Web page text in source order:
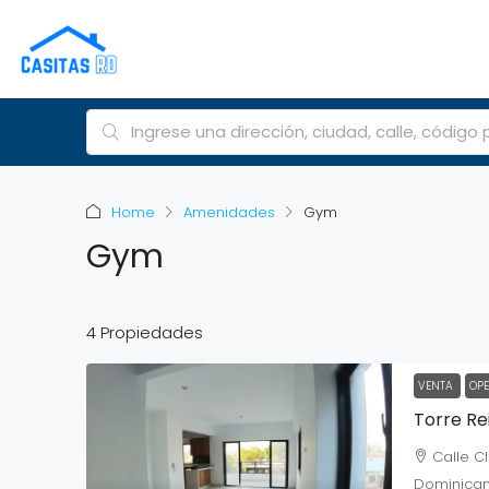
Home Amenidades Gym
Gym
4 Propiedades
VENTA
Torre
Calle